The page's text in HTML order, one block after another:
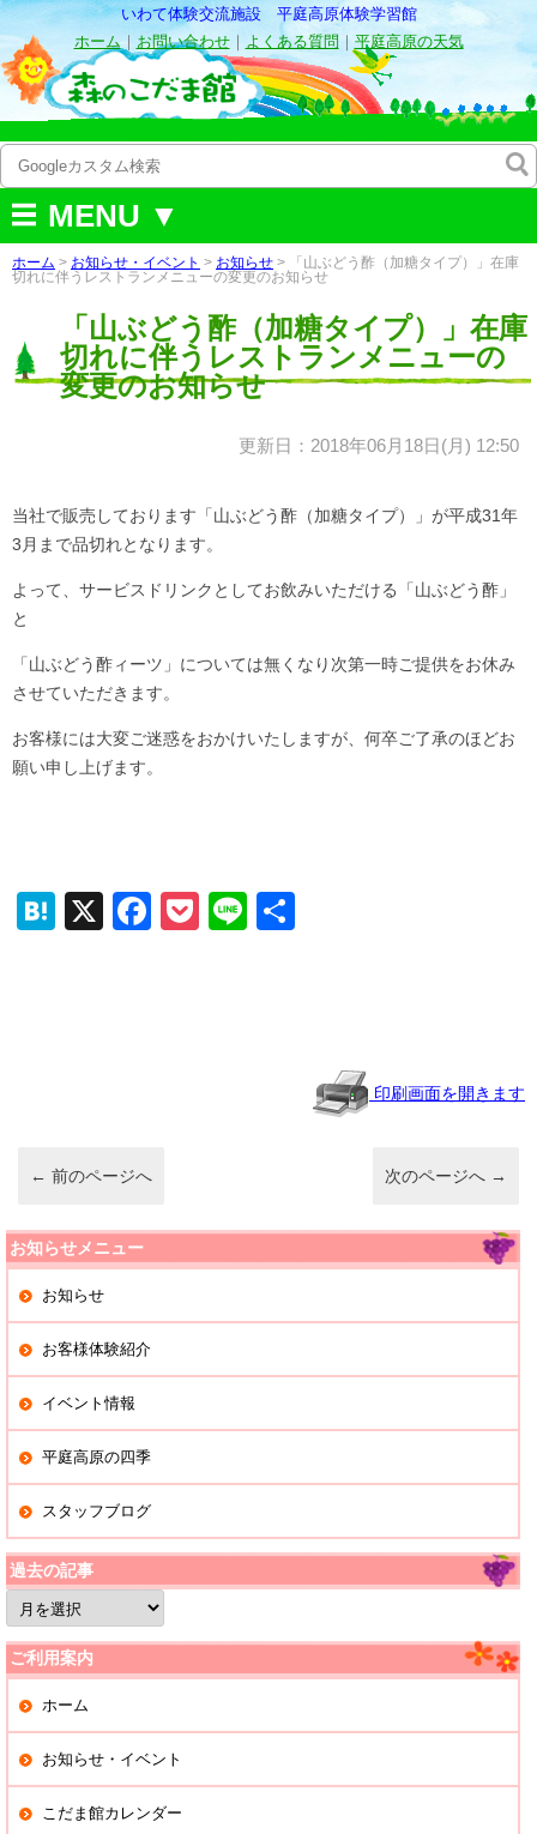
いわて体験交流施設 平庭高原体験学習館
ホーム｜ お問い合わせ｜ よくある質問 ｜ 平庭高原の天気
MENU ▼
ホーム > お知らせ・イベント > お知らせ > 「山ぶどう酢（加糖タイプ）」在庫
切れに伴うレストランメニューの変更のお知らせ
「山ぶどう酢（加糖タイプ）」在庫
切れに伴うレストランメニューの
変更のお知らせ
更新日：2018年06月18日(月) 12:50
当社で販売しております「山ぶどう酢（加糖タイプ）」が平成31年
3月まで品切れとなります。
よって、サービスドリンクとしてお飲みいただける「山ぶどう酢」
と
「山ぶどう酢ィーツ」については無くなり次第一時ご提供をお休み
させていただきます。
お客様には大変ご迷惑をおかけいたしますが、何卒ご了承のほどお
願い申し上げます。
H
X
F
k
P
Li
印刷画面を開きます
← 前のページへ 次のページへ →
お知らせメニュー
お知らせ
お客様体験紹介
イベント情報
平庭高原の四季
スタッフブログ
過去の記事
過
去
の
記
事
ご利用案内
ホーム
お知らせ・イベント
こだま館カレンダー